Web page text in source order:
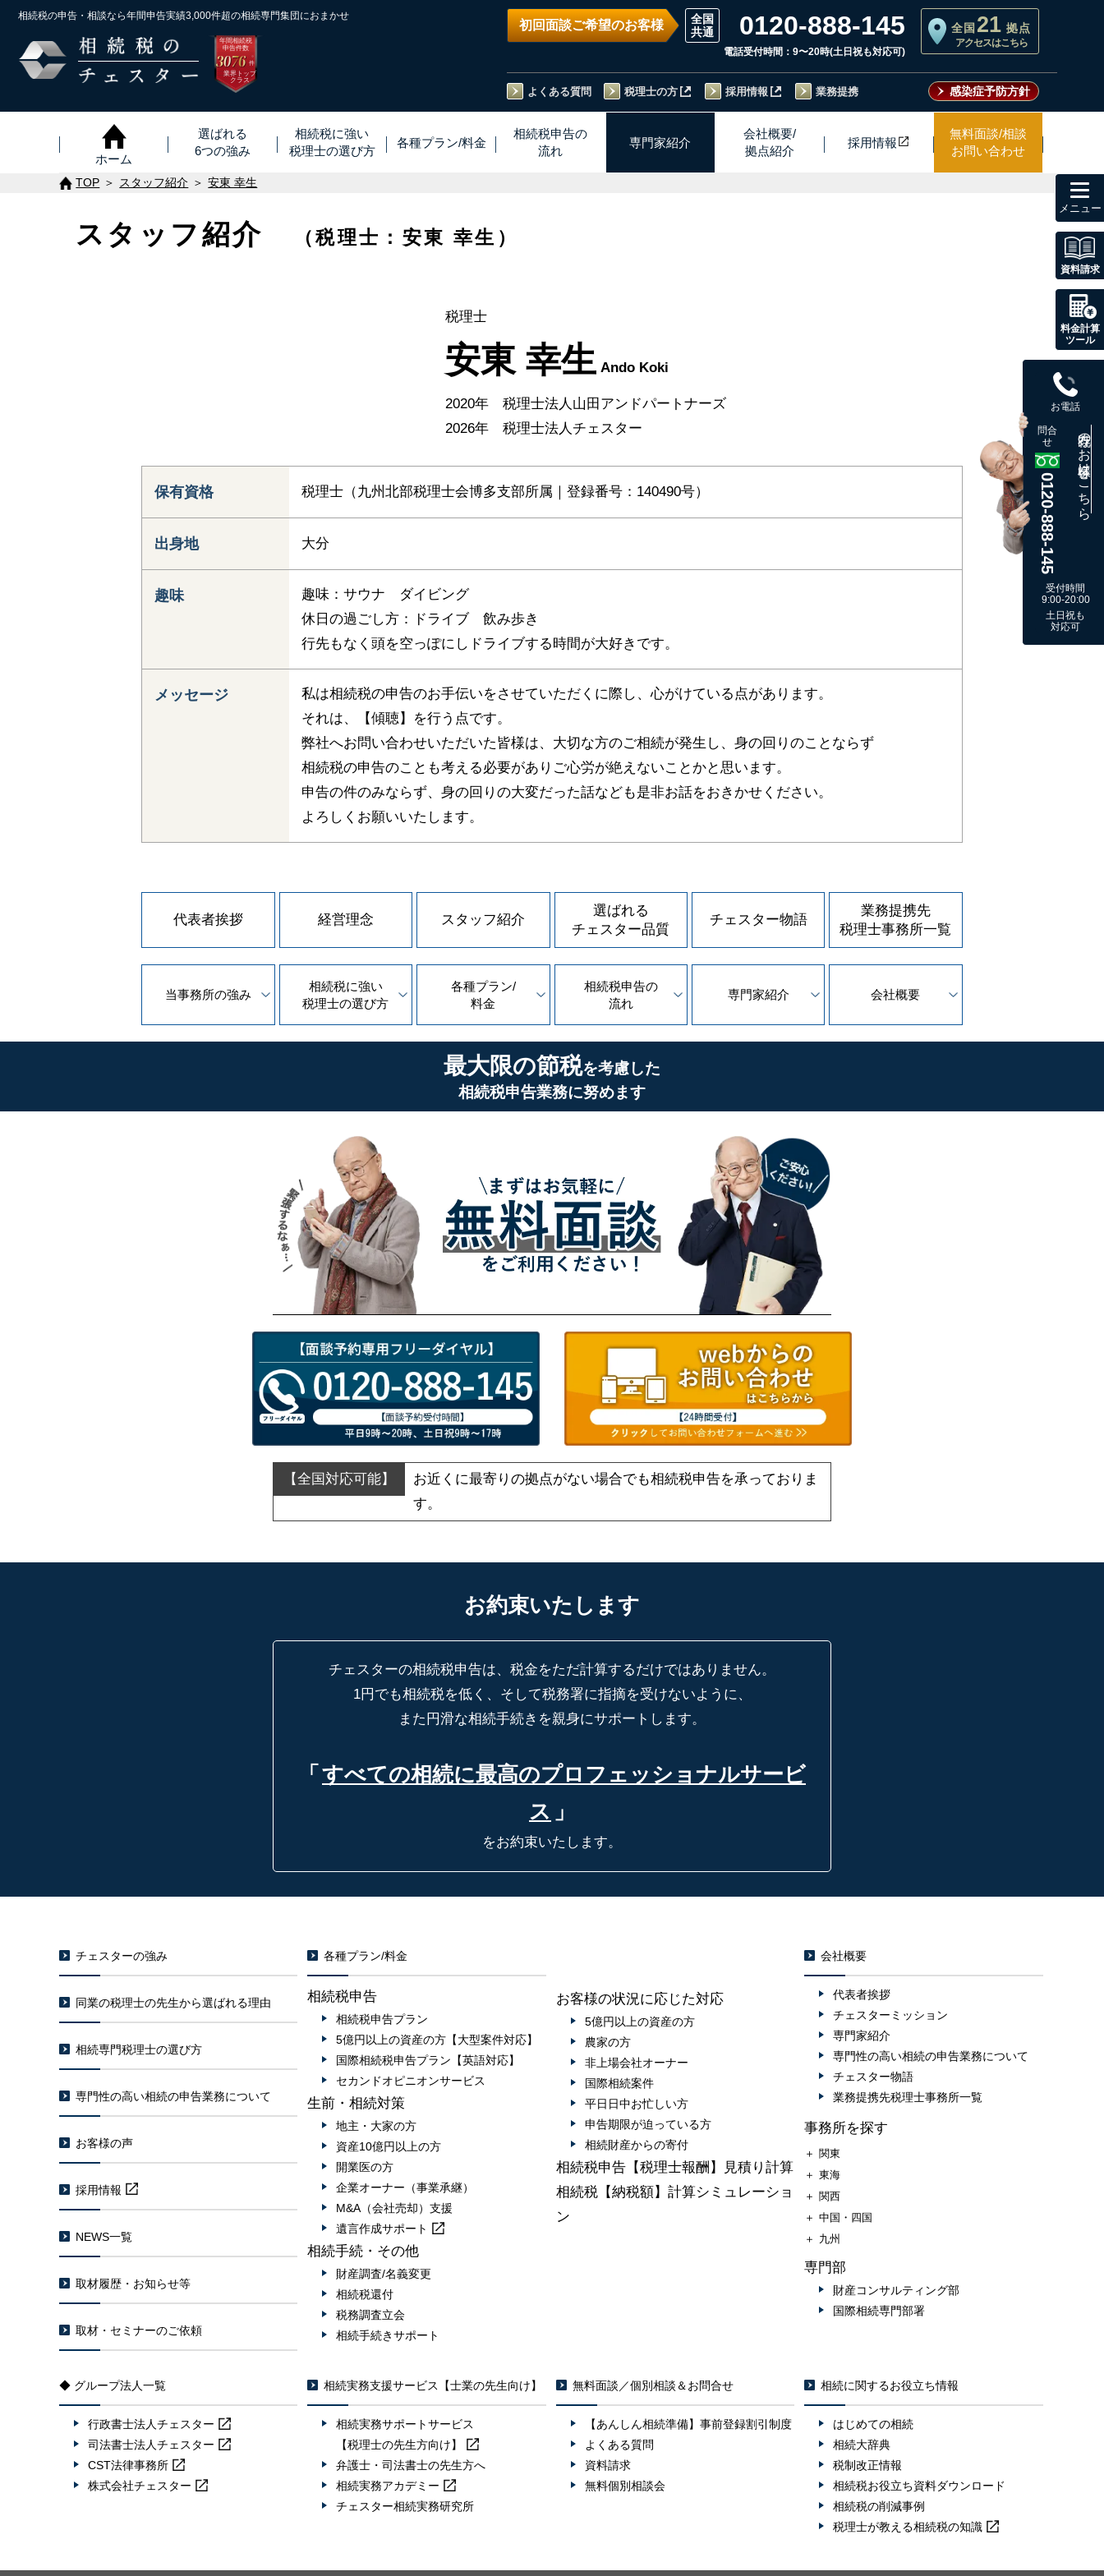
相続税の申告・相談なら年間申告実績3,000件超の相続専門集団におまかせ
年間相続税
申告件数
3076 ※
件
業界トップ
クラス
初回面談ご希望のお客様 0120-888-145
電話受付時間：9〜20時(土日祝も対応可)
全国 21 拠点
アクセスはこちら
よくある質問 税理士の方 採用情報 業務提携 感染症予防方針
ホーム
選ばれる
6つの強み
相続税に強い
税理士の選び方
各種プラン/料金
相続税申告の
流れ
専門家紹介
会社概要/
拠点紹介
採用情報
無料面談/相談
お問い合わせ
TOP スタッフ紹介 安東 幸生
スタッフ紹介 （税理士：安東 幸生）
税理士
安東 幸生 Ando Koki
2020年 税理士法人山田アンドパートナーズ
2026年 税理士法人チェスター
保有資格 税理士（九州北部税理士会博多支部所属｜登録番号：140490号）
出身地 大分
趣味
趣味：サウナ ダイビング
休日の過ごし方：ドライブ 飲み歩き
行先もなく頭を空っぽにしドライブする時間が大好きです。
メッセージ
私は相続税の申告のお手伝いをさせていただくに際し、心がけている点があります。
それは、【傾聴】を行う点です。
弊社へお問い合わせいただいた皆様は、大切な方のご相続が発生し、身の回りのことならず
相続税の申告のことも考える必要がありご心労が絶えないことかと思います。
申告の件のみならず、身の回りの大変だった話なども是非お話をおきかせください。
よろしくお願いいたします。
代表者挨拶 経営理念 スタッフ紹介
選ばれる
チェスター品質
チェスター物語
業務提携先
税理士事務所一覧
当事務所の強み
相続税に強い
税理士の選び方
各種プラン/
料金
相続税申告の
流れ
専門家紹介 会社概要
最大限の節税を考慮した
相続税申告業務に努めます
お近くに最寄りの拠点がない場合でも相続税申告を承っておりま
す。
お約束いたします
チェスターの相続税申告は、税金をただ計算するだけではありません。
1円でも相続税を低く、そして税務署に指摘を受けないように、
また円滑な相続手続きを親身にサポートします。
「 すべての相続に最高のプロフェッショナルサービ
ス 」
をお約束いたします。
資料請求
料金計算
ツール
お電話
問合
せ
0120-888-145
既存のお客様はこちら
受付時間
9:00-20:00
土日祝も
対応可
チェスターの強み
同業の税理士の先生から選ばれる理由
相続専門税理士の選び方
専門性の高い相続の申告業務について
お客様の声
採用情報
NEWS一覧
取材履歴・お知らせ等
取材・セミナーのご依頼
各種プラン/料金
相続税申告
相続税申告プラン
5億円以上の資産の方【大型案件対応】
国際相続税申告プラン【英語対応】
セカンドオピニオンサービス
生前・相続対策
地主・大家の方
資産10億円以上の方
開業医の方
企業オーナー（事業承継）
M&A（会社売却）支援
遺言作成サポート
相続手続・その他
財産調査/名義変更
相続税還付
税務調査立会
相続手続きサポート
お客様の状況に応じた対応
5億円以上の資産の方
農家の方
非上場会社オーナー
国際相続案件
平日日中お忙しい方
申告期限が迫っている方
相続財産からの寄付
相続税申告【税理士報酬】見積り計算
相続税【納税額】計算シミュレーショ
ン
会社概要
代表者挨拶
チェスターミッション
専門家紹介
専門性の高い相続の申告業務について
チェスター物語
業務提携先税理士事務所一覧
事務所を探す
＋ 関東
＋ 東海
＋ 関西
＋ 中国・四国
＋ 九州
専門部
財産コンサルティング部
国際相続専門部署
◆ グループ法人一覧
行政書士法人チェスター
司法書士法人チェスター
CST法律事務所
株式会社チェスター
相続実務支援サービス【士業の先生向け】
相続実務サポートサービス
【税理士の先生方向け】
弁護士・司法書士の先生方へ
相続実務アカデミー
チェスター相続実務研究所
無料面談／個別相談＆お問合せ
【あんしん相続準備】事前登録割引制度
よくある質問
資料請求
無料個別相談会
相続に関するお役立ち情報
はじめての相続
相続大辞典
税制改正情報
相続税お役立ち資料ダウンロード
相続税の削減事例
税理士が教える相続税の知識